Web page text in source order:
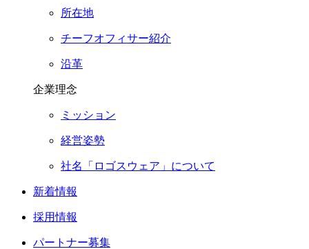
所在地
チーフオフィサー紹介
沿革
企業理念
ミッション
経営姿勢
社名「ロゴスウェア」について
新着情報
採用情報
パートナー募集